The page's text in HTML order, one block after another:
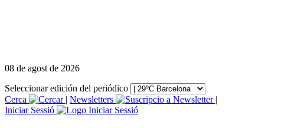
08 de agost de 2026
Seleccionar edición del periódico
Cerca
| Newsletters
|
Iniciar Sessió